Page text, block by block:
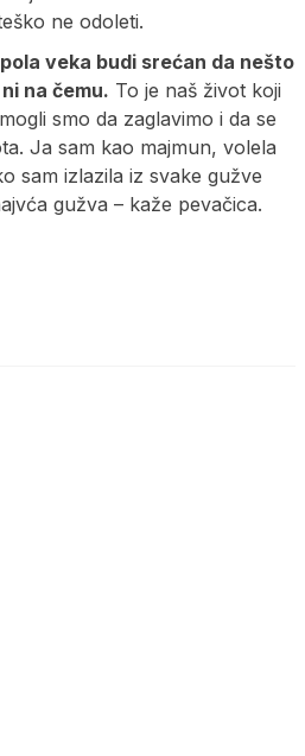
ne odoleti.
veka budi srećan da nešto
na čemu. To je naš život koji
smo da zaglavimo i da se
Ja sam kao majmun, volela
sam izlazila iz svake gužve
gužva – kaže pevačica.